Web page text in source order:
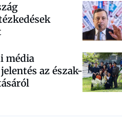
média
az észak-